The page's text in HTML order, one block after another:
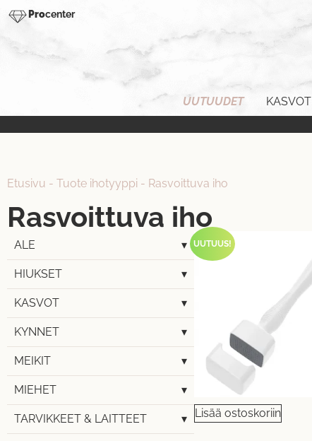
Procenter
UUTUUDET KASVOT
Etusivu - Tuote ihotyyppi - Rasvoittuva iho
Rasvoittuva iho
ALE ▾
HIUKSET ▾
KASVOT ▾
KYNNET ▾
MEIKIT ▾
MIEHET ▾
TARVIKKEET & LAITTEET ▾
UUTUUS!
Lisää ostoskoriin